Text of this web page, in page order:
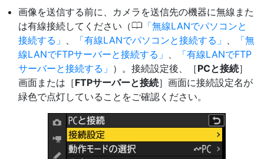
画像を送信する前に、カメラを送信先の機器に無線また
は有線接続してください（0
無線LANでパソコンと
接続する
、 有線LANでパソコンと接続する 、
無
線LANでFTPサーバーと接続する
、
有線LANでFTP
サーバーと接続する
）。接続設定後、［PCと接続］
画面または［FTPサーバーと接続］画面に接続設定名が
緑色で点灯していることをご確認ください。